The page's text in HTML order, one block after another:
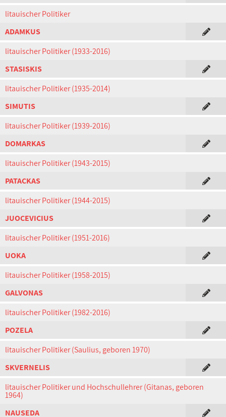
litauischer Politiker
ADAMKUS
litauischer Politiker (1933-2016)
STASISKIS
litauischer Politiker (1935-2014)
SIMUTIS
litauischer Politiker (1939-2016)
DOMARKAS
litauischer Politiker (1943-2015)
PATACKAS
litauischer Politiker (1944-2015)
JUOCEVICIUS
litauischer Politiker (1951-2016)
UOKA
litauischer Politiker (1958-2015)
GALVONAS
litauischer Politiker (1982-2016)
POZELA
litauischer Politiker (Saulius, geboren 1970)
SKVERNELIS
litauischer Politiker und Hochschullehrer (Gitanas, geboren
1964)
NAUSEDA